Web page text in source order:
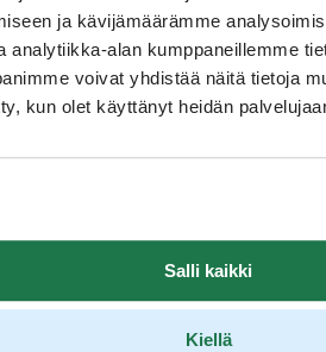
ja kävijämäärämme
analytiikka-alan kumppaneillemme
voivat yhdistää näitä tietoja
kun olet käyttänyt heidän
Salli kaikki
Kiellä
alueella tullaan järjestämään
laajoja kansainvälisiä yleisöjä
vaikuttajia. Pohjois-Savon, Etelä-
Karjalan alueille järjestämme
ja Kymenlaakso.